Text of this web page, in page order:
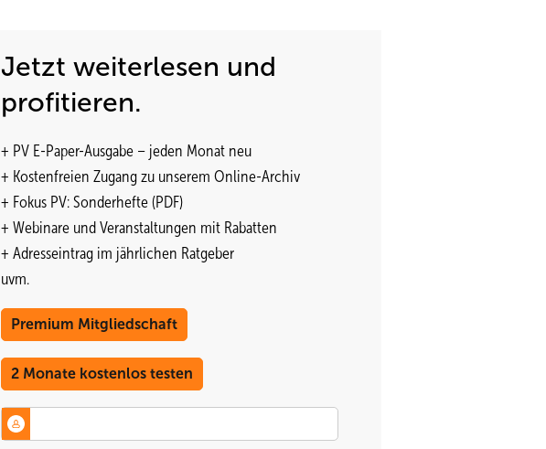
Jetzt weiterlesen und
profitieren.
+ PV E-Paper-Ausgabe – jeden Monat neu
+ Kostenfreien Zugang zu unserem Online-Archiv
+ Fokus PV: Sonderhefte (PDF)
+ Webinare und Veranstaltungen mit Rabatten
+ Adresseintrag im jährlichen Ratgeber
uvm.
Premium Mitgliedschaft
2 Monate kostenlos testen